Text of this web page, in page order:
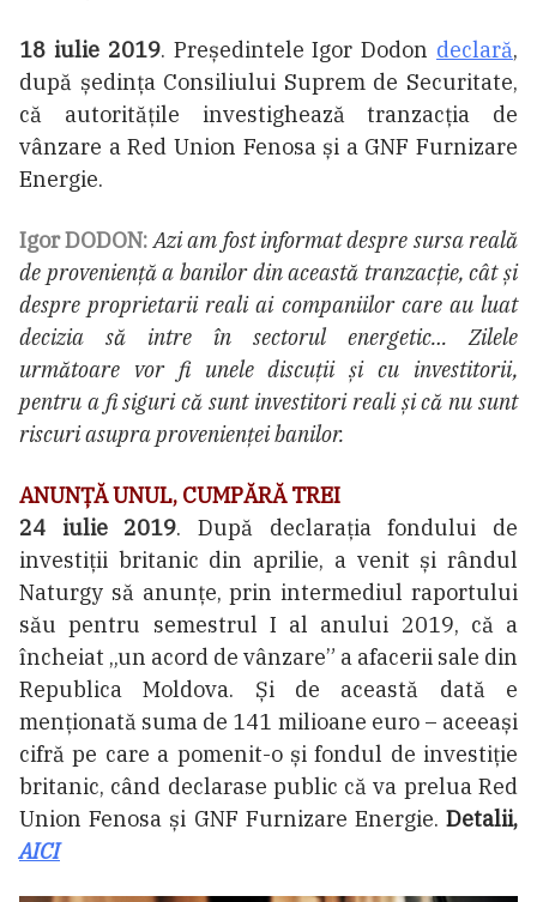
18 iulie 2019. Președintele Igor Dodon declară,
după ședința Consiliului Suprem de Securitate,
că autoritățile investighează tranzacția de
vânzare a Red Union Fenosa și a GNF Furnizare
Energie.
Igor DODON: Azi am fost informat despre sursa reală
de proveniență a banilor din această tranzacție, cât și
despre proprietarii reali ai companiilor care au luat
decizia să intre în sectorul energetic… Zilele
următoare vor fi unele discuții și cu investitorii,
pentru a fi siguri că sunt investitori reali și că nu sunt
riscuri asupra provenienței banilor.
ANUNȚĂ UNUL, CUMPĂRĂ TREI
24 iulie 2019. După declarația fondului de
investiții britanic din aprilie, a venit și rândul
Naturgy să anunțe, prin intermediul raportului
său pentru semestrul I al anului 2019, că a
încheiat „un acord de vânzare” a afacerii sale din
Republica Moldova. Și de această dată e
menționată suma de 141 milioane euro – aceeași
cifră pe care a pomenit-o și fondul de investiție
britanic, când declarase public că va prelua Red
Union Fenosa și GNF Furnizare Energie. Detalii,
AICI